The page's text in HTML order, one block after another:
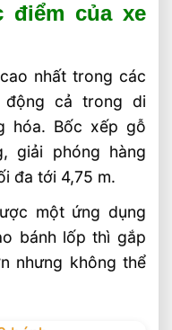
điểm của xe
nhất trong các
cả trong di
hóa. Bốc xếp gỗ
giải phóng hàng
đa tới 4,75 m.
một ứng dụng
bánh lốp thì gắp
nhưng không thể